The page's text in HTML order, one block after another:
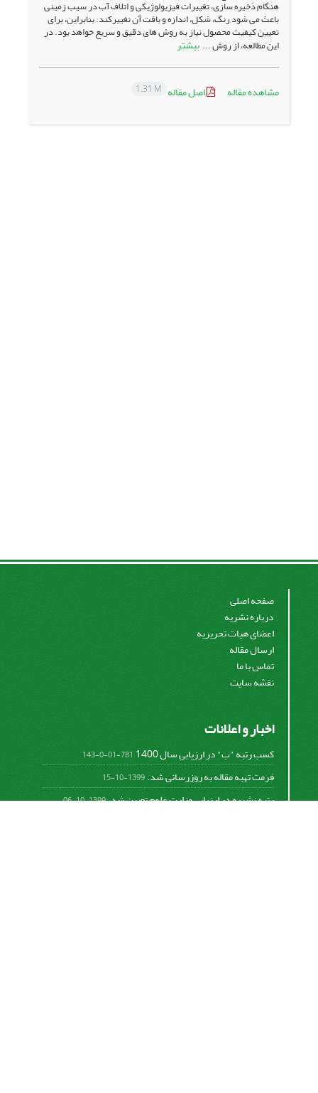
هنگام ذخیره­ سازی، تغییرات فیزیولوژیکی و اتلاف آب در سیب­ زمینی
باعث می­ شود رنگ، شکل، اندازه و بافت آن تغییرکند. بنابراین، برای
تعیین کیفیت محصول نیاز به روش­ های دقیق و سریع خواهد بود. در
این مطالعه، از روش ... بیشتر
مشاهده مقاله اصل مقاله 1.31 M
صفحه اصلی
درباره نشریه
اعضای هیات تحریریه
ارسال مقاله
تماس با ما
نقشه سایت
اخبار و اعلانات
کسب رتبه "ب" در ارزیابی سال 1400 781-01-0-143
فرمت تهیه مقاله به روزرسانی شد.1399-10-15
رتبه نشریه در ارزیابی وزارت علوم تعیین شد.1399-10-06